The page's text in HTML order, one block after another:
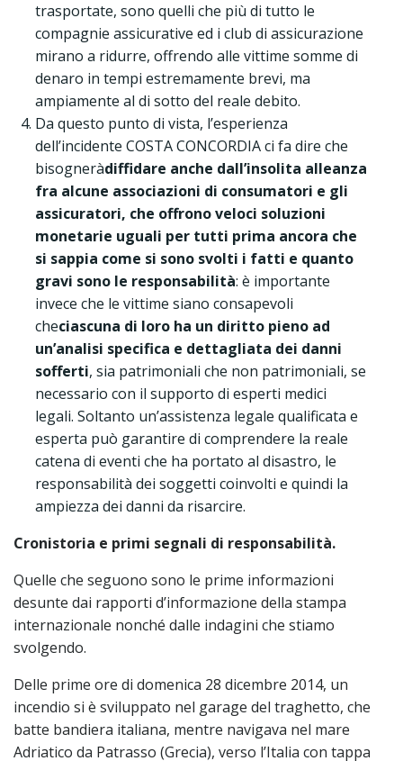
trasportate, sono quelli che più di tutto le
compagnie assicurative ed i club di assicurazione
mirano a ridurre, offrendo alle vittime somme di
denaro in tempi estremamente brevi, ma
ampiamente al di sotto del reale debito.
Da questo punto di vista, l’esperienza
dell’incidente COSTA CONCORDIA ci fa dire che
bisogneràdiffidare anche dall’insolita alleanza
fra alcune associazioni di consumatori e gli
assicuratori, che offrono veloci soluzioni
monetarie uguali per tutti prima ancora che
si sappia come si sono svolti i fatti e quanto
gravi sono le responsabilità: è importante
invece che le vittime siano consapevoli
checiascuna di loro ha un diritto pieno ad
un’analisi specifica e dettagliata dei danni
sofferti, sia patrimoniali che non patrimoniali, se
necessario con il supporto di esperti medici
legali. Soltanto un’assistenza legale qualificata e
esperta può garantire di comprendere la reale
catena di eventi che ha portato al disastro, le
responsabilità dei soggetti coinvolti e quindi la
ampiezza dei danni da risarcire.
Cronistoria e primi segnali di responsabilità.
Quelle che seguono sono le prime informazioni
desunte dai rapporti d’informazione della stampa
internazionale nonché dalle indagini che stiamo
svolgendo.
Delle prime ore di domenica 28 dicembre 2014, un
incendio si è sviluppato nel garage del traghetto, che
batte bandiera italiana, mentre navigava nel mare
Adriatico da Patrasso (Grecia), verso l’Italia con tappa